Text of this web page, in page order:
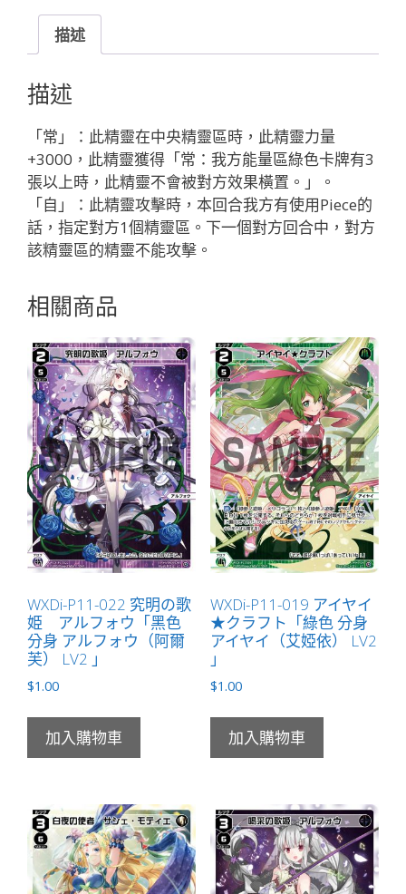
姫
子//
メ
モ
リ
「綠
色
精
靈
SR
生：
異
LV3
無
LB」
數
量
描述
描述
「常」：此精靈在中央精靈區時，此精靈力量
+3000，此精靈獲得「常：我方能量區綠色卡牌有3
張以上時，此精靈不會被對方效果橫置。」。
「自」：此精靈攻擊時，本回合我方有使用Piece的
話，指定對方1個精靈區。下一個對方回合中，對方
該精靈區的精靈不能攻擊。
相關商品
WXDi-P11-022 究明の歌
姫 アルフォウ「黑色
分身 アルフォウ（阿爾
芙） LV2 」
$1.00
加入購物車
WXDi-P11-019 アイヤイ
★クラフト「綠色 分身
アイヤイ（艾婭依） LV2
」
$1.00
加入購物車